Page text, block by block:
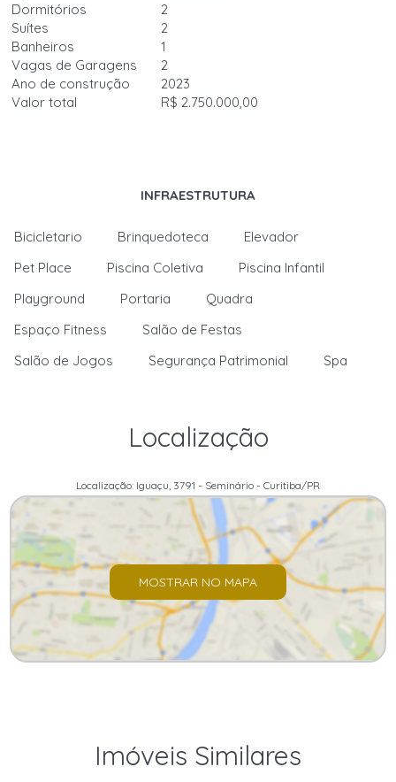
Dormitórios
2
Suítes
2
Banheiros
1
Vagas de Garagens
2
Ano de construção
2023
Valor total
R$ 2.750.000,00
INFRAESTRUTURA
Bicicletario Brinquedoteca
Elevador
Pet Place
Piscina Coletiva
Piscina Infantil
Playground
Portaria
Quadra
Espaço Fitness
Salão de Festas
Salão de Jogos
Segurança Patrimonial Spa
Localização
Localização: Iguaçu, 3791 - Seminário - Curitiba/PR
MOSTRAR NO MAPA
Imóveis Similares